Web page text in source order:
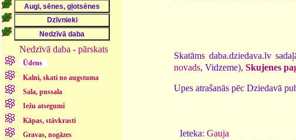
Nedzīvā daba - pārskats
Ūdens
Kalni, skati no augstuma
Sala, pussala
Iežu atsegumi
Kāpas, stāvkrasti
Gravas, nogāzes
Skatāms daba.dziedava.lv
novads, Vidzeme), Skujenes
Upes atrašanās pēc Dziedavā
Ieteka: Gauja